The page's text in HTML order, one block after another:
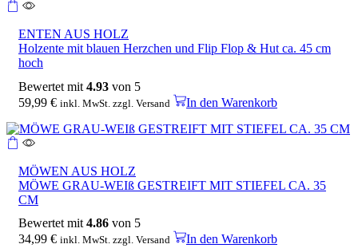
ENTEN AUS HOLZ
Holzente mit blauen Herzchen und Flip Flop & Hut ca. 45 cm
hoch
Bewertet mit 4.93 von 5
59,99 € inkl. MwSt. zzgl. Versand In den Warenkorb
MÖWEN AUS HOLZ
MÖWE GRAU-WEIß GESTREIFT MIT STIEFEL CA. 35
CM
Bewertet mit 4.86 von 5
34,99 € inkl. MwSt. zzgl. Versand In den Warenkorb